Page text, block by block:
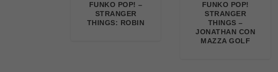
FUNKO POP! –
STRANGER
THINGS: ROBIN
FUNKO POP!
STRANGER
THINGS –
JONATHAN CON
MAZZA GOLF